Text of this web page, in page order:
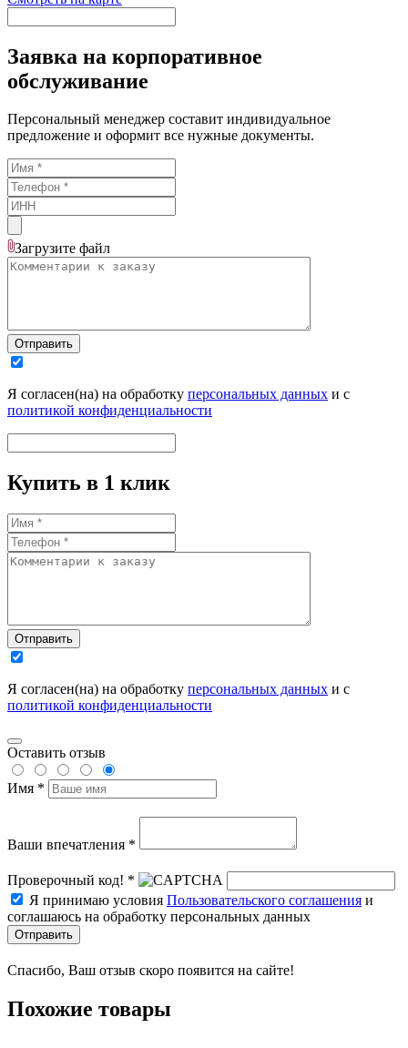
Заявка на корпоративное
обслуживание
Персональный менеджер составит индивидуальное
предложение и оформит все нужные документы.
Загрузите файл
Отправить
Я согласен(на) на обработку персональных данных и с
политикой конфиденциальности
Купить в 1 клик
Отправить
Я согласен(на) на обработку персональных данных и с
политикой конфиденциальности
Оставить отзыв
Имя *
Ваши впечатления *
Проверочный код! *
Я принимаю условия Пользовательского соглашения и
соглашаюсь на обработку персональных данных
Отправить
Спасибо, Ваш отзыв скоро появится на сайте!
Похожие товары